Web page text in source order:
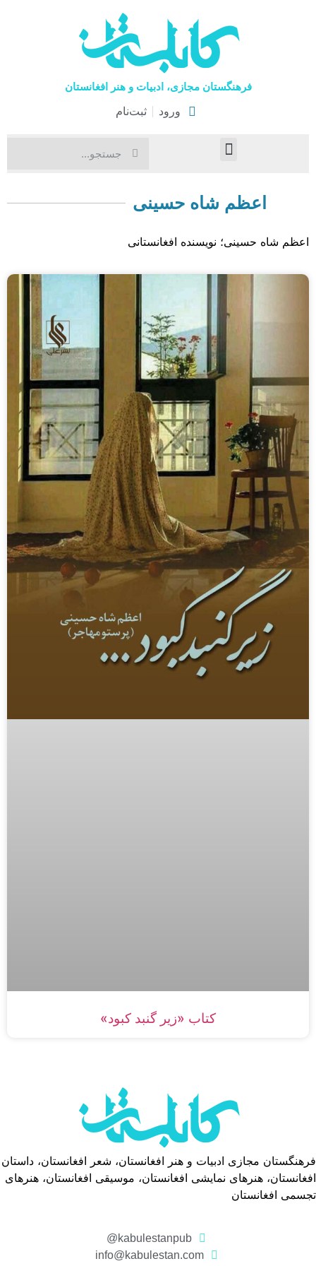
فرهنگستان مجازی، ادبیات و هنر افغانستان
ورود ثبت‌نام
اعظم شاه حسینی
اعظم شاه حسینی؛ نویسنده افغانستانی
کتاب «زیر گنبد کبود»
فرهنگستان مجازی ادبیات و هنر افغانستان، شعر افغانستان، داستان
افغانستان، هنرهای نمایشی افغانستان، موسیقی افغانستان، هنرهای
تجسمی افغانستان
kabulestanpub@
info@kabulestan.com